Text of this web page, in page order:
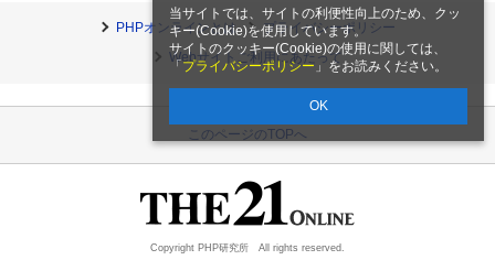
当サイトでは、サイトの利便性向上のため、クッ
キー(Cookie)を使用しています。
サイトのクッキー(Cookie)の使用に関しては、
「 プライバシーポリシー 」をお読みください。
OK
PHPオンラインとは
プライバシーポリシー
Webサイトご利用にあたって
このページのTOPへ
Copyright PHP研究所 All rights reserved.